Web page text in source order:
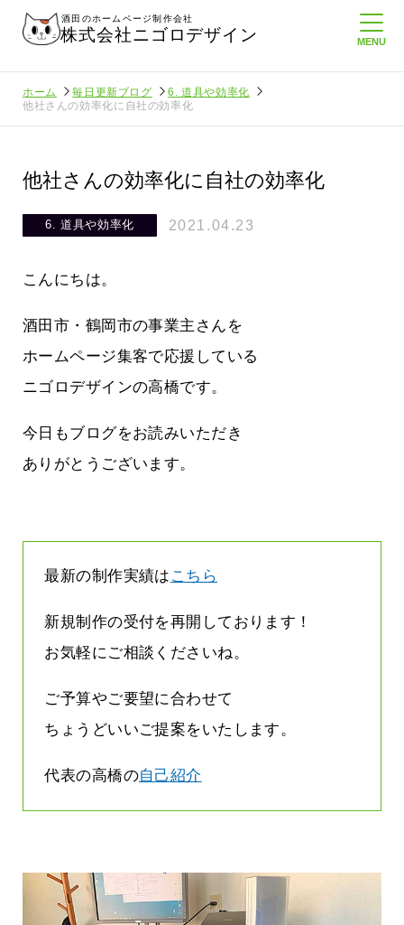
酒田のホームページ制作会社
株式会社ニゴロデザイン
ホーム 毎日更新ブログ
6. 道具や効率化
他社さんの効率化に自社の効率化
他社さんの効率化に自社の効率化
6. 道具や効率化 2021.04.23
こんにちは。
酒田市・鶴岡市の事業主さんを
ホームページ集客で応援している
ニゴロデザインの高橋です。
今日もブログをお読みいただき
ありがとうございます。
最新の制作実績は こちら
新規制作の受付を再開しております！
お気軽にご相談くださいね。
ご予算やご要望に合わせて
ちょうどいいご提案をいたします。
代表の高橋の自己紹介
負けない
メンタルに来る～！想定してたより利
2026.07.29